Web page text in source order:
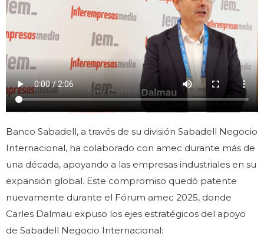
Banco Sabadell, a través de su división Sabadell Negocio
Internacional, ha colaborado con amec durante más de
una década, apoyando a las empresas industriales en su
expansión global. Este compromiso quedó patente
nuevamente durante el Fórum amec 2025, donde
Carles Dalmau expuso los ejes estratégicos del apoyo
de Sabadell Negocio Internacional: